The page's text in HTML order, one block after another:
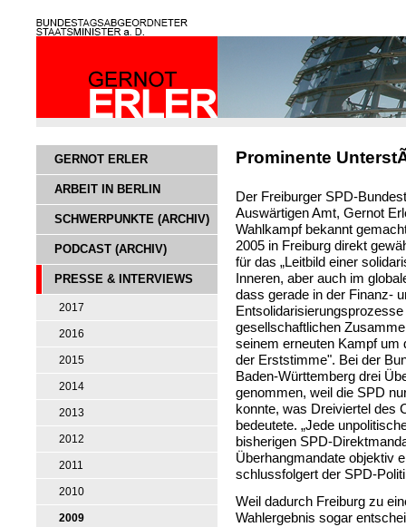
GERNOT ERLER
ARBEIT IN BERLIN
SCHWERPUNKTE (ARCHIV)
PODCAST (ARCHIV)
PRESSE & INTERVIEWS
2017
2016
2015
2014
2013
2012
2011
2010
2009
Prominente
Der Freiburger SPD-
Auswärtigen Amt, Gernot
Wahlkampf bekannt
2005 in Freiburg direkt
für das „Leitbild einer
Inneren, aber auch im
dass gerade in der Finanz-
gesellschaftlichen
seinem erneuten Kampf um
der Erststimme". Bei der
Baden-Württemberg drei
genommen, weil die SPD
konnte, was Dreiviertel des
bedeutete. „Jede
bisherigen SPD-
Überhangmandate objektiv
schlussfolgert der SPD-
Weil dadurch Freiburg zu
Wahlergebnis sogar